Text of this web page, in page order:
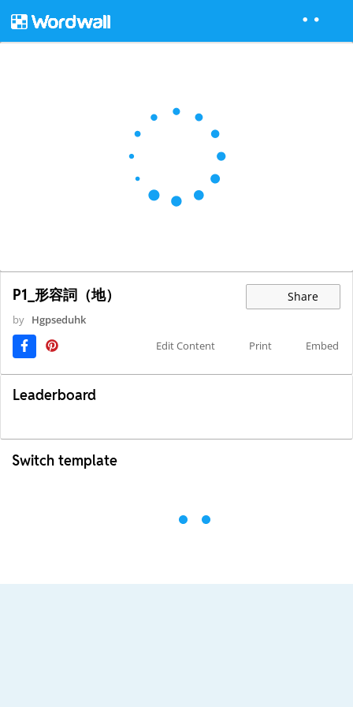
P1_形容詞（地） Share
by Hgpseduhk
Edit Content
Print Embed
Leaderboard
Switch template